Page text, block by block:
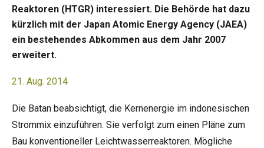
Reaktoren (HTGR) interessiert. Die Behörde hat dazu
kürzlich mit der Japan Atomic Energy Agency (JAEA)
ein bestehendes Abkommen aus dem Jahr 2007
erweitert.
21. Aug. 2014
Die Batan beabsichtigt, die Kernenergie im indonesischen
Strommix einzuführen. Sie verfolgt zum einen Pläne zum
Bau konventioneller Leichtwasserreaktoren. Mögliche